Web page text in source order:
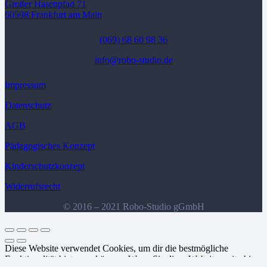
Großer Hasenpfad 71
60598 Frankfurt am Main
(069) 68 60 98 36
info@robo-studio.de
Impressum
Datenschutz
AGB
Pädagogisches Konzept
Kinderschutzkonzept
Widerrufsrecht
© 2016 – 2021 Robo-Studio gGmbH
Diese Website verwendet Cookies, um dir die bestmögliche
Funktionalität bieten zu können. Wenn Sie diese Website weiterhin